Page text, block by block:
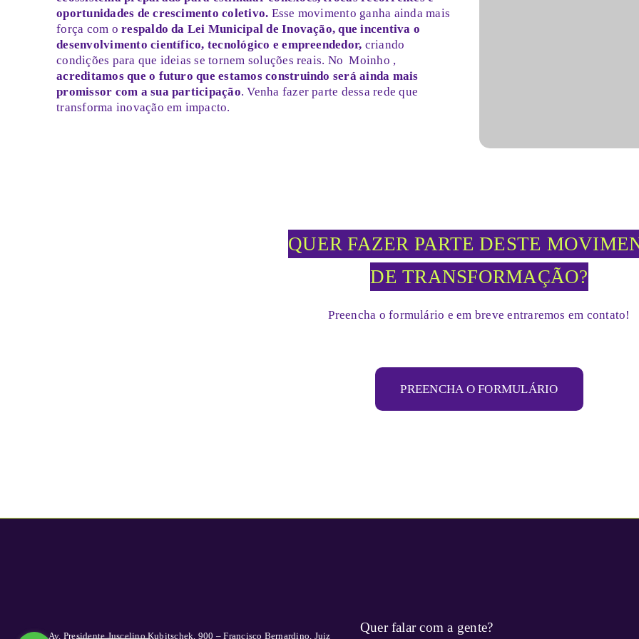
oportunidades de crescimento coletivo. Esse movimento ganha ainda mais
força com orespaldo da Lei Municipal de Inovação, que incentiva o
desenvolvimento científico, tecnológico e empreendedor, criando
condições para que ideias se tornem soluções reais. No Moinho ,
acreditamos que o futuro que estamos construindo será ainda mais
promissor com a sua participação. Venha fazer parte dessa rede que
transforma inovação em impacto.
QUER FAZER PARTE DESTE
DE TRANSFORMAÇÃO?
Preencha o formulário e em breve entraremos em contato!
PREENCHA O FORMULÁRIO
Av. Presidente Juscelino Kubitschek, 900 – Francisco Bernardino, Juiz
Quer falar com a gente?